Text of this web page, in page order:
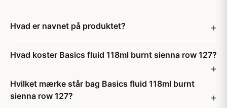
Hvad er navnet på produktet?
Hvad koster Basics fluid 118ml burnt sienna row 127?
Hvilket mærke står bag Basics fluid 118ml burnt
sienna row 127?